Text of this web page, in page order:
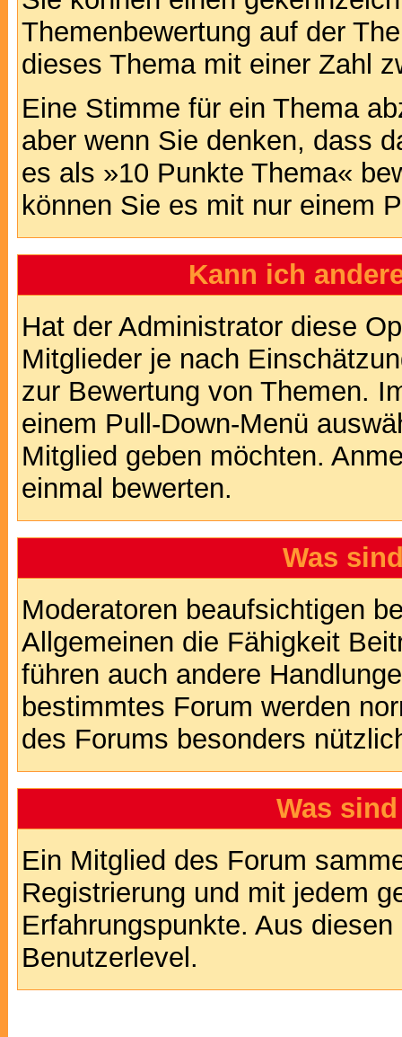
Themenbewertung auf der
dieses Thema mit einer Zahl
Eine Stimme für ein Thema
aber wenn Sie denken, dass
es als »10 Punkte Thema«
können Sie es mit nur einem
Kann ich
Hat der Administrator diese
Mitglieder je nach
zur Bewertung von Themen.
einem Pull-Down-Menü
Mitglied geben möchten.
einmal bewerten.
Was
Moderatoren beaufsichtigen
Allgemeinen die Fähigkeit
führen auch andere
bestimmtes Forum werden
des Forums besonders
Was
Ein Mitglied des Forum
Registrierung und mit jedem
Erfahrungspunkte. Aus
Benutzerlevel.